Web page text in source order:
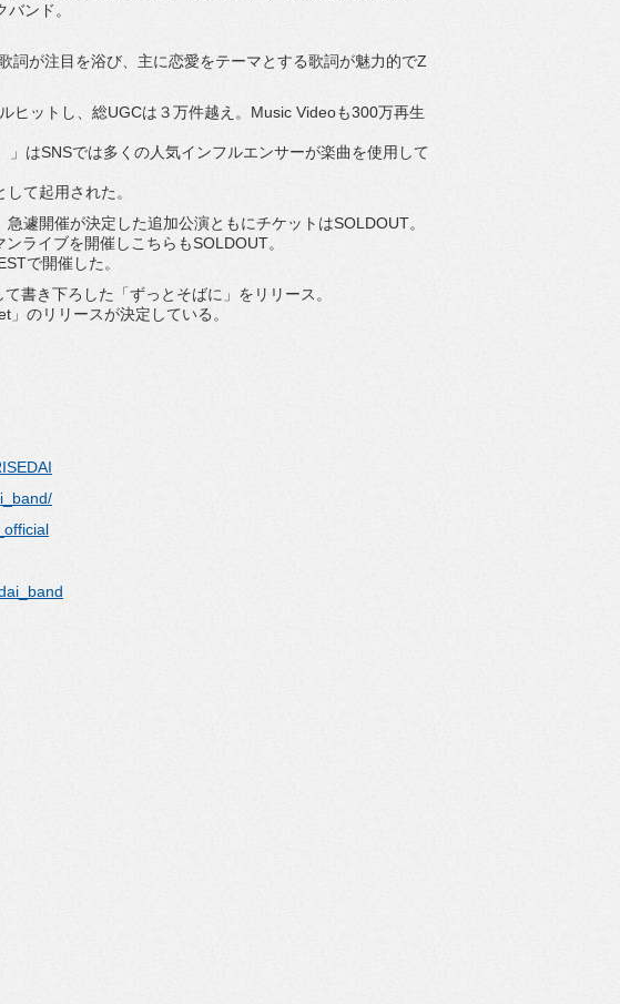
ンド。
詞が注目を浴び、主に恋愛をテーマとする歌詞が魅力的でZ
ヒットし、総UGCは３万件越え。Music Videoも300万再生
はSNSでは多くの人気インフルエンサーが楽曲を使用して
て起用された。
遽開催が決定した追加公演ともにチケットはSOLDOUT。
ライブを開催しこちらもSOLDOUT。
で開催した。
書き下ろした「ずっとそばに」をリリース。
のリリースが決定している。